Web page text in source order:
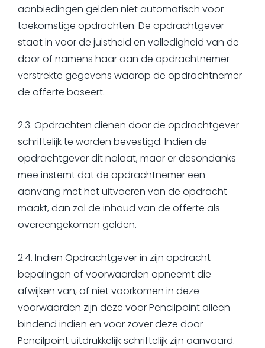
aanbiedingen gelden niet automatisch voor
toekomstige opdrachten. De opdrachtgever
staat in voor de juistheid en volledigheid van de
door of namens haar aan de opdrachtnemer
verstrekte gegevens waarop de opdrachtnemer
de offerte baseert.
2.3. Opdrachten dienen door de opdrachtgever
schriftelijk te worden bevestigd. Indien de
opdrachtgever dit nalaat, maar er desondanks
mee instemt dat de opdrachtnemer een
aanvang met het uitvoeren van de opdracht
maakt, dan zal de inhoud van de offerte als
overeengekomen gelden.
2.4. Indien Opdrachtgever in zijn opdracht
bepalingen of voorwaarden opneemt die
afwijken van, of niet voorkomen in deze
voorwaarden zijn deze voor Pencilpoint alleen
bindend indien en voor zover deze door
Pencilpoint uitdrukkelijk schriftelijk zijn aanvaard.